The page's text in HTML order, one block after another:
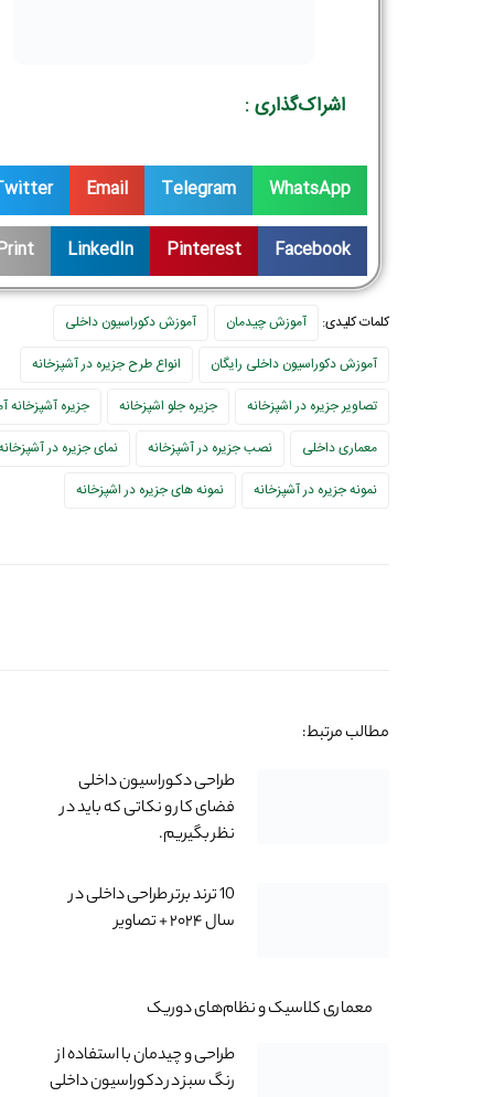
اشراک‌گذاری :
WhatsApp
Telegram
Email
Facebook
Pinterest
LinkedIn
کلمات کلیدی: آموزش چیدمان
آموزش دکوراسیون داخلی
آموزش دکوراسیون داخلی رایگان
انواع طرح جزیره در آشپزخانه
تصاویر جزیره در اشپزخانه
جزيره جلو اشپزخانه
جزیره آشپزخانه
معماری داخلی
نصب جزیره در آشپزخانه
نمای جزیره در
نمونه جزیره در آشپزخانه
نمونه های جزیره در اشپزخانه
مطالب مرتبط:
طراحی دکوراسیون داخلی
فضای کار و نکاتی که باید در
نظر بگیریم.
10 ترند برتر طراحی داخلی در
سال ۲۰۲۴ + تصاویر
معماری کلاسیک و نظام‌های دوریک
طراحی و چیدمان با استفاده از
رنگ سبز در دکوراسیون داخلی